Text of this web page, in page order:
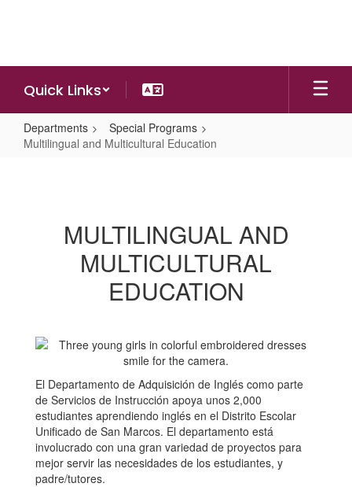
Quick Links
Departments
Special Programs
Multilingual and Multicultural Education
Education
MULTILINGUAL AND
MULTICULTURAL
EDUCATION
El Departamento de Adquisición de Inglés como parte
de Servicios de Instrucción apoya unos 2,000
estudiantes aprendiendo inglés en el Distrito Escolar
Unificado de San Marcos. El departamento está
involucrado con una gran variedad de proyectos para
mejor servir las necesidades de los estudiantes, y
padre/tutores.